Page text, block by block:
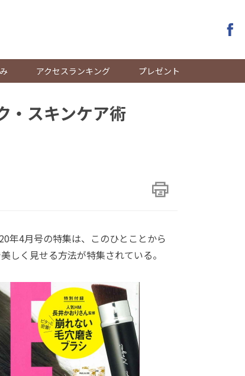
アクセスランキング プレゼント
・スキンケア術
年4月号の特集は、このひとことから
しく見せる方法が特集されている。